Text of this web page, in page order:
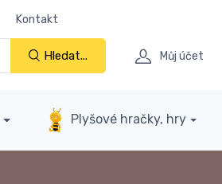
Kontakt
Hledat... Můj účet
Plyšové hračky, hry